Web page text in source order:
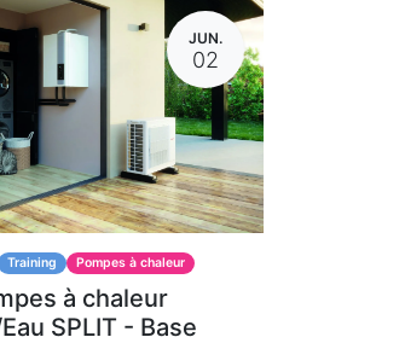
JUN.
02
Training Pompes à chaleur
à chaleur
SPLIT - Base